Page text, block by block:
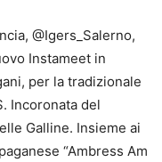
@Igers_Salerno,
Instameet in
per la tradizionale
Incoronata del
Galline. Insieme ai
“Ambress Am